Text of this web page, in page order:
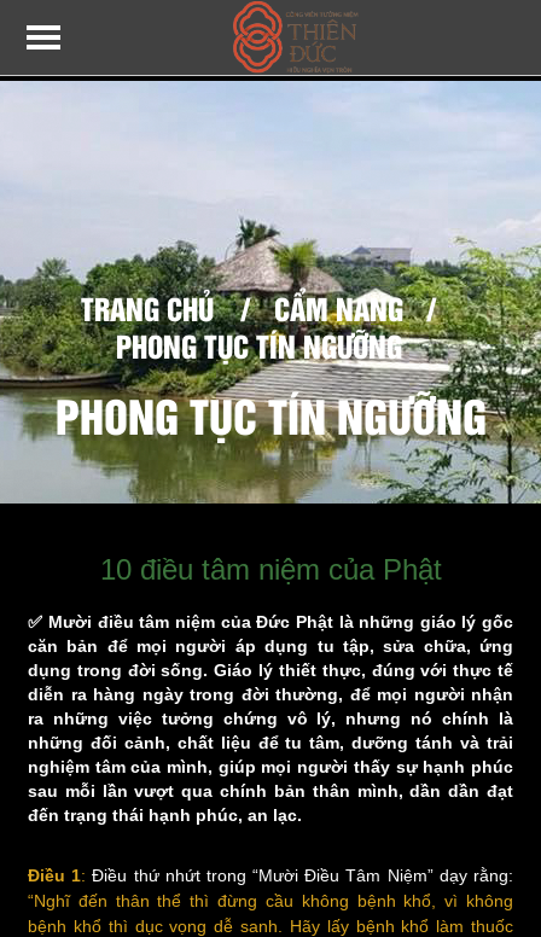
TRANG CHỦ / CẨM NANG /
PHONG TỤC TÍN NGƯỠNG
PHONG TỤC TÍN NGƯỠNG
10 điều tâm niệm của Phật
✅ Mười điều tâm niệm của Đức Phật là những giáo lý gốc
căn bản để mọi người áp dụng tu tập, sửa chữa, ứng
dụng trong đời sống. Giáo lý thiết thực, đúng với thực tế
diễn ra hàng ngày trong đời thường, để mọi người nhận
ra những việc tưởng chứng vô lý, nhưng nó chính là
những đối cảnh, chất liệu để tu tâm, dưỡng tánh và trải
nghiệm tâm của mình, giúp mọi người thấy sự hạnh phúc
sau mỗi lần vượt qua chính bản thân mình, dần dần đạt
đến trạng thái hạnh phúc, an lạc.
Điều 1:Điều thứ nhứt trong “Mười Điều Tâm Niệm” dạy rằng:
“Nghĩ đến thân thể thì đừng cầu không bệnh khổ, vì không
bệnh khổ thì dục vọng dễ sanh. Hãy lấy bệnh khổ làm thuốc